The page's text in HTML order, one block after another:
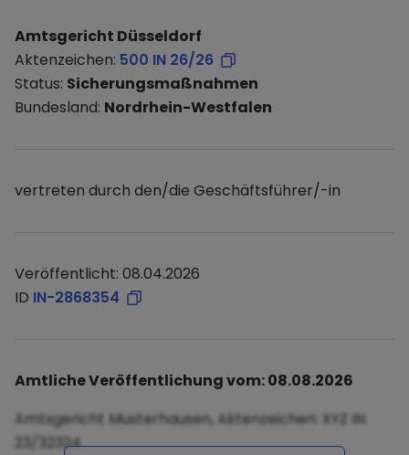
Amtsgericht Düsseldorf
Aktenzeichen: 500 IN 26/26
Status: Sicherungsmaßnahmen
Bundesland: Nordrhein-Westfalen
vertreten durch den/die Geschäftsführer/-in
Veröffentlicht: 08.04.2026
ID IN-2868354
Amtliche Veröffentlichung vom: 08.08.2026
Amtsgericht Musterhausen, Aktenzeichen: XYZ IN
23/32324